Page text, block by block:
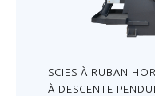
SCIES À RUBAN
À DESCENTE